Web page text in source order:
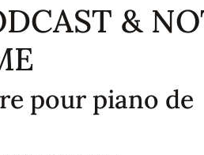
&
pour piano de